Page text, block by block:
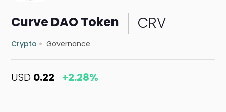
Curve DAO Token CRV
Crypto Governance
USD 0.22 +2.28%